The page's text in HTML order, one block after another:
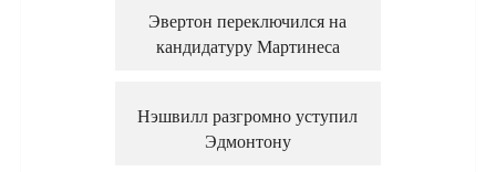
Эвертон переключился на
кандидатуру Мартинеса
Нэшвилл разгромно уступил
Эдмонтону